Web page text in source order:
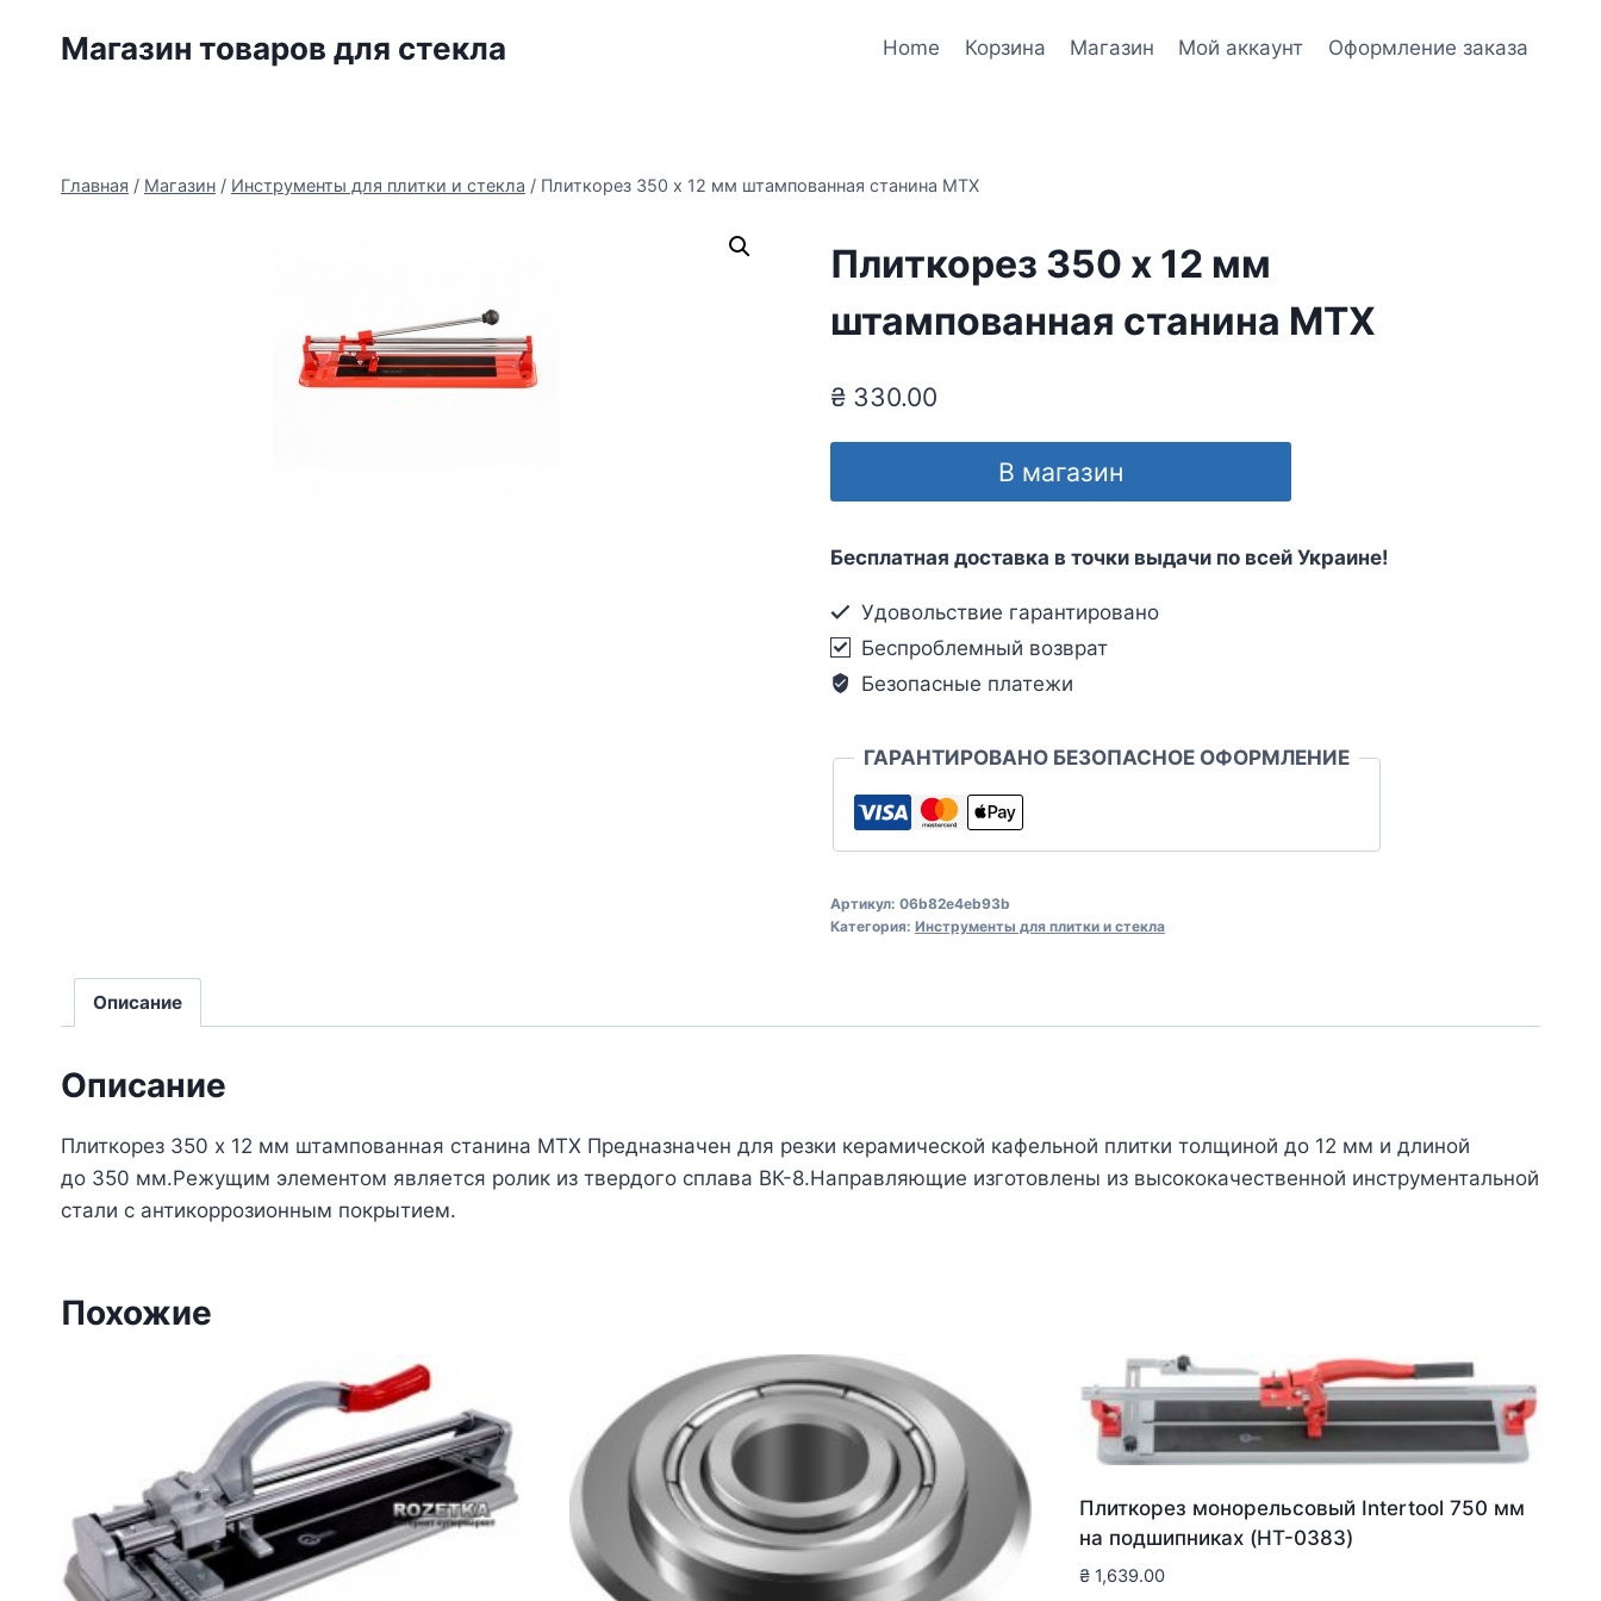
Магазин товаров для стекла Home Корзина Магазин Мой аккаунт Оформление заказа
Главная / Магазин / Инструменты для плитки и стекла / Плиткорез 350 х 12 мм штампованная станина MTX
Плиткорез 350 х 12 мм
штампованная станина MTX
₴330.00
В магазин
Бесплатная доставка в точки выдачи по всей Украине!
Удовольствие гарантировано
Беспроблемный возврат
Безопасные платежи
ГАРАНТИРОВАНО БЕЗОПАСНОЕ ОФОРМЛЕНИЕ
Артикул: 06b82e4eb93b
Категория: Инструменты для плитки и стекла
Описание
Описание
Плиткорез 350 х 12 мм штампованная станина MTX Предназначен для резки керамической кафельной плитки толщиной до 12 мм и длиной
до 350 мм.Режущим элементом является ролик из твердого сплава ВК-8.Направляющие изготовлены из высококачественной инструментальной
стали с антикоррозионным покрытием.
Похожие
Плиткорез монорельсовый Intertool 750 мм
на подшипниках (HT-0383)
₴1,639.00